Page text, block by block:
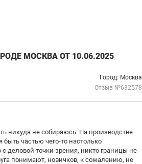
МОСКВА ОТ 10.06.2025
Город: Москва
Отзыв №632578
никуда не собираюсь. На производстве
частью чего-то настолько
с деловой точки зрения, никто границы не
понимают, новичков, к сожалению, не